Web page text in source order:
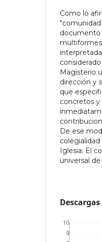
Como lo
documento
Magisterio
dirección y
que
concretos y
De ese
Iglesia. El
universal
Descargas